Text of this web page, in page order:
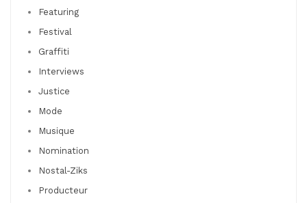
Featuring
Festival
Graffiti
Interviews
Justice
Mode
Musique
Nomination
Nostal-Ziks
Producteur